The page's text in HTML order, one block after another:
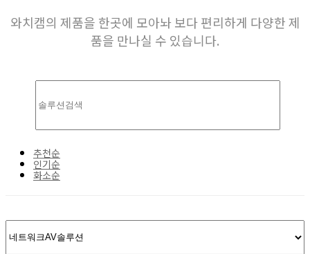
와치캠의 제품을 한곳에 모아놔 보다 편리하게 다양한 제
품을 만나실 수 있습니다.
추천순
인기순
화소순